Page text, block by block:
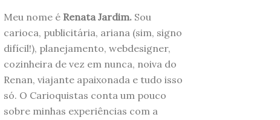
Meu nome é Renata Jardim. Sou
carioca, publicitária, ariana (sim, signo
difícil!), planejamento, webdesigner,
cozinheira de vez em nunca, noiva do
Renan, viajante apaixonada e tudo isso
só. O Carioquistas conta um pouco
sobre minhas experiências com a